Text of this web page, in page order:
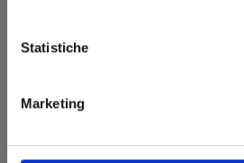
Statistiche
Marketing